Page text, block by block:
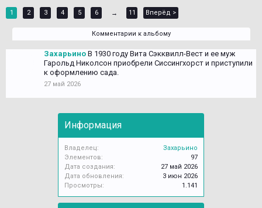
1 2 3 4 5 6 → 11 Вперёд >
Комментарии к альбому
Захарьино В 1930 году Вита Сэкквилл-Вест и ее муж
Гарольд Николсон приобрели Сиссингхорст и приступили
к оформлению сада.
27 май 2026
Информация
Владелец:
Захарьино
Элементов:
97
Дата создания:
27 май 2026
Дата обновления:
3 июн 2026
Просмотры:
1.141